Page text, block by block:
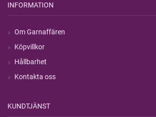
INFORMATION
Om Garnaffären
Köpvillkor
Hållbarhet
Kontakta oss
KUNDTJÄNST